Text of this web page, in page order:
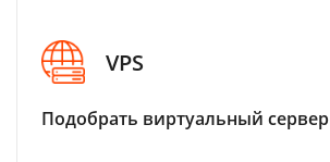
VPS
Подобрать виртуальный сервер